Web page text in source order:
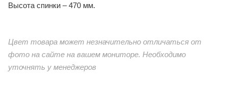
Высота спинки – 470 мм.
Цвет товара может незначительно отличаться от
фото на сайте на вашем мониторе. Необходимо
уточнять у менеджеров